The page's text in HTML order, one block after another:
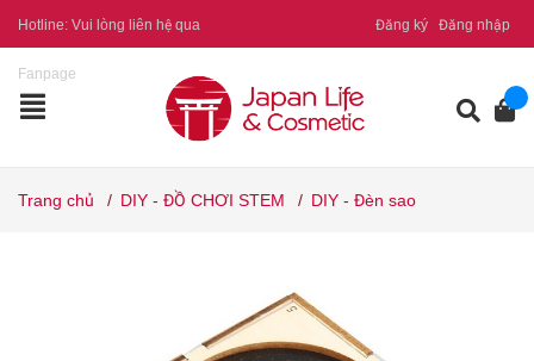
Hotline: Vui lòng liên hệ qua
Fanpage
Đăng ký Đăng nhập
Trang chủ / DIY - ĐỒ CHƠI STEM / DIY - Đèn sao